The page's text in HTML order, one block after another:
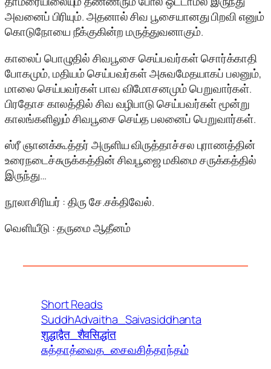
அவனைப் பிரியும். அதனால் சிவ பூசையானது பிறவி எனும்
கொடுநோயை நீக்குகின்ற மருத்துவனாகும்.
காலைப் பொழுதில் சிவபூசை செய்பவர்கள் சொர்க்காதி
போகமும், மதியம் செய்பவர்கள் அசுவமேதயாகப் பலனும்,
மாலை செய்பவர்கள் பாவ விமோசனமும் பெறுவார்கள்.
பிரதோச காலத்தில் சிவ வழிபாடு செய்பவர்கள் மூன்று
காலங்களிலும் சிவபூசை செய்த பலனைப் பெறுவார்கள்.
ஸ்ரீ ஞானக்கூத்தர் அருளிய விருத்தாச்சல புராணத்தின்
உரைநடைச்சுருக்கத்தின் சிவபூஜை மகிமை சருக்கத்தில்
இருந்து…
நூலாசிரியர் : திரு சே.சக்திவேல்.
வெளியீடு : தருமை ஆதீனம்
Short Reads
SuddhAdvaitha_Saivasiddhanta
शुद्धाद्वैत_शैवसिद्धांत
சுத்தாத்வைத_சைவசித்தாந்தம்